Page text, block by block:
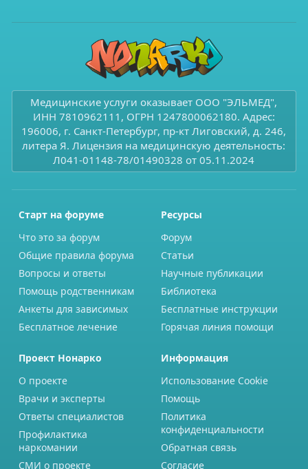
Медицинские услуги оказывает ООО "ЭЛЬМЕД",
ИНН 7810962111, ОГРН 1247800062180. Адрес:
196006, г. Санкт-Петербург, пр-кт Лиговский, д. 246,
литера Я. Лицензия на медицинскую деятельность:
Л041-01148-78/01490328 от 05.11.2024
Старт на форуме
Что это за форум
Общие правила форума
Вопросы и ответы
Помощь родственникам
Анкеты для зависимых
Бесплатное лечение
Ресурсы
Форум
Статьи
Научные публикации
Библиотека
Бесплатные инструкции
Горячая линия помощи
Проект Нонарко
О проекте
Врачи и эксперты
Ответы специалистов
Профилактика
наркомании
СМИ о проекте
Информация
Использование Cookie
Помощь
Политика
конфиденциальности
Обратная связь
Согласие